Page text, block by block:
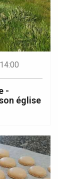
-
église